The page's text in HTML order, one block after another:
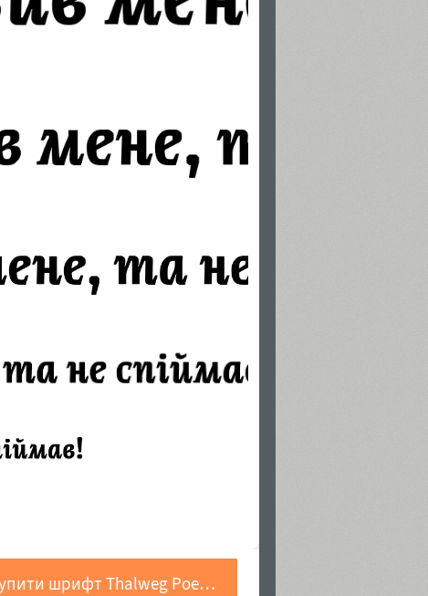
Купити шрифт Thalweg Poetica Extra Cond Bold